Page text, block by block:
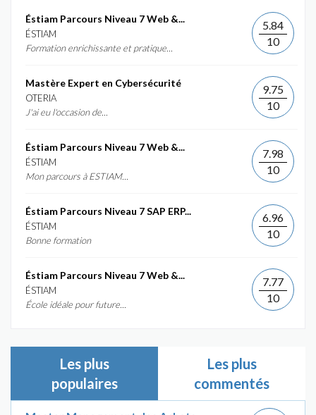
Éstiam Parcours Niveau 7 Web &...
ÉSTIAM
Formation enrichissante et pratique...
5.84
10
Mastère Expert en Cybersécurité
OTERIA
J'ai eu l'occasion de...
9.75
10
Éstiam Parcours Niveau 7 Web &...
ÉSTIAM
Mon parcours à ESTIAM...
7.98
10
Éstiam Parcours Niveau 7 SAP ERP...
ÉSTIAM
Bonne formation
6.96
10
Éstiam Parcours Niveau 7 Web &...
ÉSTIAM
École idéale pour future...
7.77
10
Les plus
populaires
Les plus
commentés